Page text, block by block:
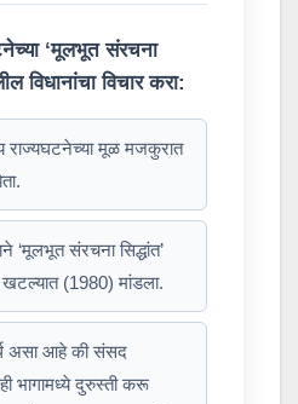
‘मूलभूत संरचना
विधानांचा विचार करा:
राज्यघटनेच्या मूळ मजकुरात
‘मूलभूत संरचना सिद्धांत’
खटल्यात (1980) मांडला.
असा आहे की संसद
भागामध्ये दुरुस्ती करू